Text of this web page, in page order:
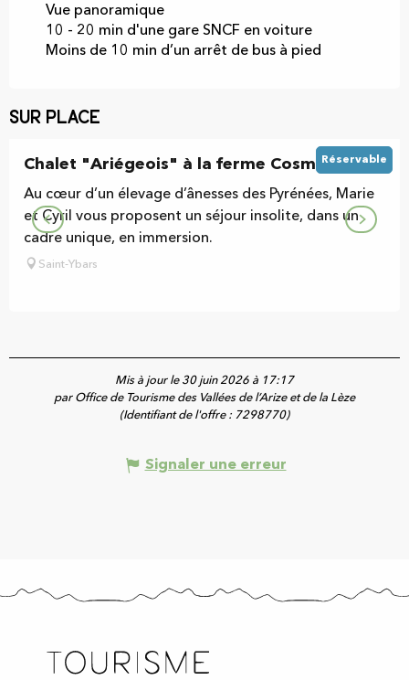
Vue panoramique
10 - 20 min d'une gare SNCF en voiture
Moins de 10 min d’un arrêt de bus à pied
Sur place
Chalet "Ariégeois" à la ferme Cosméane
Au cœur d’un élevage d’ânesses des Pyrénées, Marie
et Cyril vous proposent un séjour insolite, dans un
cadre unique, en immersion.
Saint-Ybars
Réservable
Mis à jour le 30 juin 2026 à 17:17
par Office de Tourisme des Vallées de l’Arize et de la Lèze
(Identifiant de l'offre : 7298770)
Signaler une erreur